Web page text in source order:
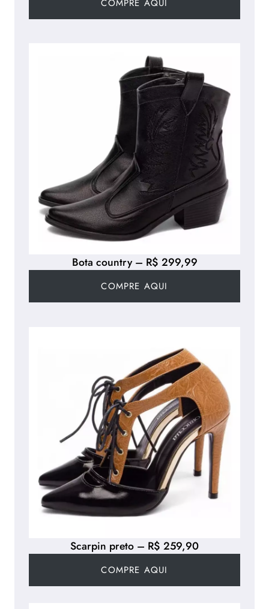
Scarpin preto – R$ 259,90
COMPRE AQUI
COMPRE AQUI
Bota country – R$ 299,99
COMPRE AQUI